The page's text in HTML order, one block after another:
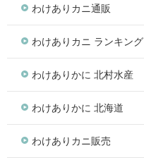
わけありカニ通販
わけありカニ ランキング
わけありかに 北村水産
わけありかに 北海道
わけありカニ販売